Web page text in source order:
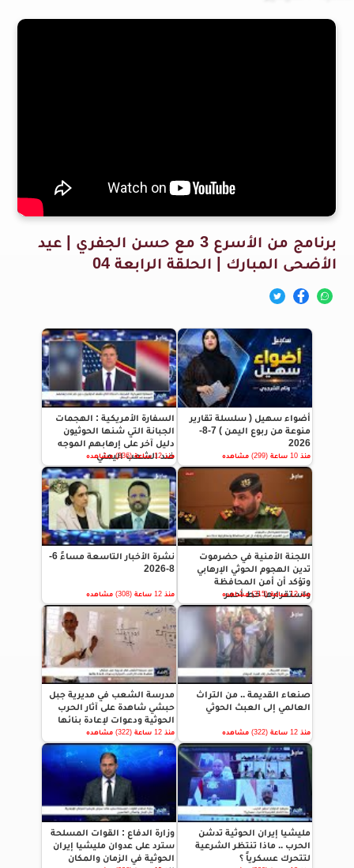
برنامج من الأسرع 3 مع حسن الجفري | عيد
الأضحى المبارك | الحلقة الرابعة 04
أضواء سهيل ( سلسلة تقارير
منوعة من ربوع اليمن ) 7-8-
2026
منذ 10 ساعة (299) مشاهده
السفارة الأمريكية : الهجمات
الجبانة التي شنها الحوثيون
دليل آخر على إرهابهم الموجه
ضد الشعب اليمني
منذ 12 ساعة (336) مشاهده
اللجنة الأمنية في حضرموت
تدين الهجوم الحوثي الإرهابي
وتؤكد أن أمن المحافظة
واستقرارها خط أحمر
منذ 12 ساعة (315) مشاهده
نشرة الأخبار التاسعة مساءً 6-
8-2026
منذ 12 ساعة (308) مشاهده
صنعاء القديمة .. من التراث
العالمي إلى العبث الحوثي
منذ 12 ساعة (322) مشاهده
مدرسة الشعب في مديرية جبل
حبشي شاهدة على آثار الحرب
الحوثية ودعوات لإعادة بنائها
منذ 12 ساعة (322) مشاهده
مليشيا إيران الحوثية تدشن
الحرب .. ماذا تنتظر الشرعية
لتتحرك عسكرياً ؟
وزارة الدفاع : القوات المسلحة
سترد على عدوان مليشيا إيران
الحوثية في الزمان والمكان